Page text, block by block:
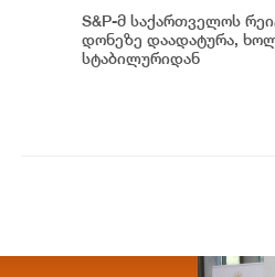
ყველაზე მაღალ
S&P
S&P-მ საქართველოს
დონეზე დაადატურა,
სტაბილურიდან